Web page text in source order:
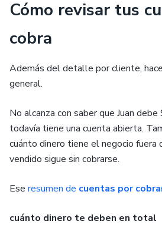
Cómo revisar tus
cobra
Además del detalle por cliente,
general.
No alcanza con saber que Juan
todavía tiene una cuenta abierta.
cuánto dinero tiene el negocio fuera
vendido sigue sin cobrarse.
Ese resumen de cuentas por
cuánto dinero te deben en total